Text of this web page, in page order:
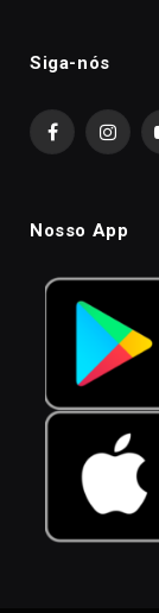
Siga-nós
Facebook
Nosso App